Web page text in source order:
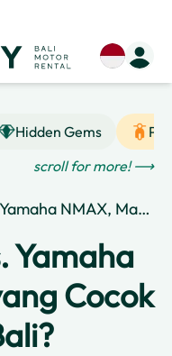
Hidden Gems
scroll for more! ⟶
yang Cocok untuk Eksplor Bali?
Yamaha
Cocok